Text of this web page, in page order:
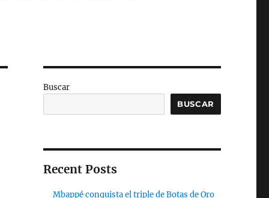
Buscar
BUSCAR
Recent Posts
Mbappé conquista el triple de Botas de Oro